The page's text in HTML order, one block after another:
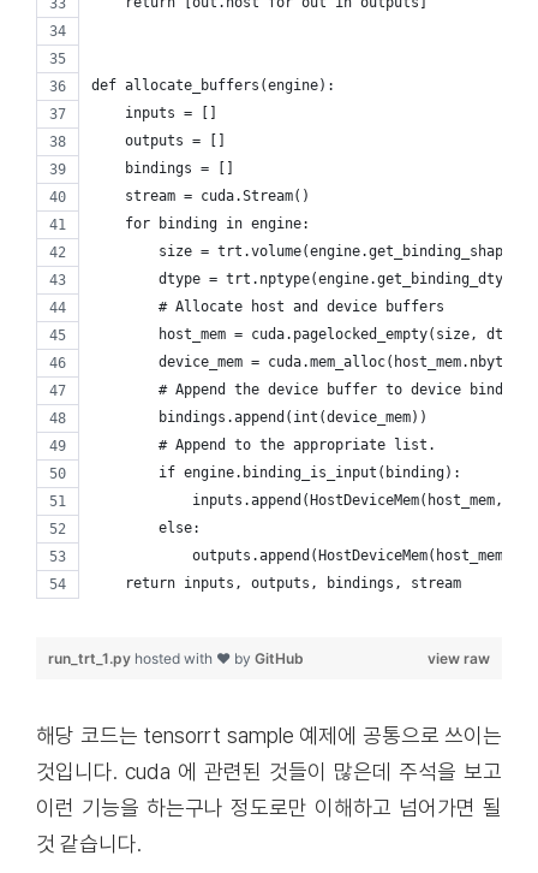
def allocate_buffers(engine):
    inputs = []
    outputs = []
    bindings = []
    stream = cuda.Stream()
    for binding in engine:
size =
dtype =
        # Allocate host and device buffers
        host_mem = cuda.pagelocked_empty(size, dtype)
        device_mem = cuda.mem_alloc(host_mem.nbytes)
# Append the device buffer to device
        bindings.append(int(device_mem))
        # Append to the appropriate list.
        if engine.binding_is_input(binding):
inputs.append(HostDeviceMem(host_mem,
        else:
outputs.append(HostDeviceMem(host_mem,
    return inputs, outputs, bindings, stream
view raw
run_trt_1.py hosted with ❤ by GitHub
해당 코드는 tensorrt sample 예제 에 공통으로 쓰이는
것입니다. cuda 에 관련된 것들이 많은데 주석을 보고
이런 기능을 하는구나 정도로만 이해하고 넘어가면 될
것 같습니다.